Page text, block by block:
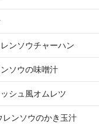
ンソウチャーハン
ソウの味噌汁
シュ風オムレツ
レンソウのかき玉汁